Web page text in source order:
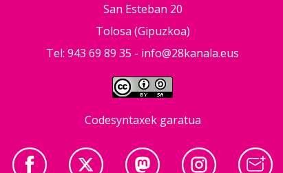
San Esteban 20
Tolosa (Gipuzkoa)
Tel: 943 69 89 35 - info@28kanala.eus
Codesyntaxek garatua